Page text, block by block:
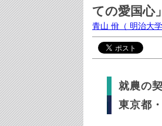
ての愛国心
青山 佾 （ 明治大
就農の
東京都